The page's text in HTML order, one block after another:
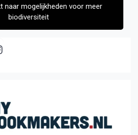
naar mogelijkheden voor meer
biodiversiteit